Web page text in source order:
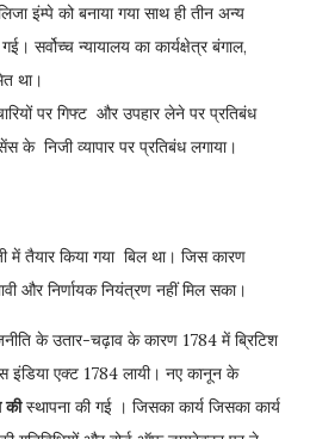
इंम्पे को बनाया गया साथ ही तीन अन्य
सर्वोच्च न्यायालय का कार्यक्षेत्र बंगाल,
था।
पर गिफ्ट और उपहार लेने पर प्रतिबंध
के निजी व्यापार पर प्रतिबंध लगाया।
में तैयार किया गया बिल था। जिस कारण
और निर्णायक नियंत्रण नहीं मिल सका।
के उतार-चढ़ाव के कारण 1784 में ब्रिटिश
इंडिया एक्ट 1784 लायी। नए कानून के
कीस्थापना की गई । जिसका कार्य जिसका कार्य